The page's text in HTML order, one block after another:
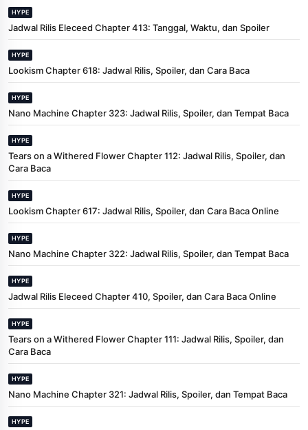
HYPE
Jadwal Rilis Eleceed Chapter 413: Tanggal, Waktu, dan Spoiler
HYPE
Lookism Chapter 618: Jadwal Rilis, Spoiler, dan Cara Baca
HYPE
Nano Machine Chapter 323: Jadwal Rilis, Spoiler, dan Tempat Baca
HYPE
Tears on a Withered Flower Chapter 112: Jadwal Rilis, Spoiler, dan
Cara Baca
HYPE
Lookism Chapter 617: Jadwal Rilis, Spoiler, dan Cara Baca Online
HYPE
Nano Machine Chapter 322: Jadwal Rilis, Spoiler, dan Tempat Baca
HYPE
Jadwal Rilis Eleceed Chapter 410, Spoiler, dan Cara Baca Online
HYPE
Tears on a Withered Flower Chapter 111: Jadwal Rilis, Spoiler, dan
Cara Baca
HYPE
Nano Machine Chapter 321: Jadwal Rilis, Spoiler, dan Tempat Baca
HYPE